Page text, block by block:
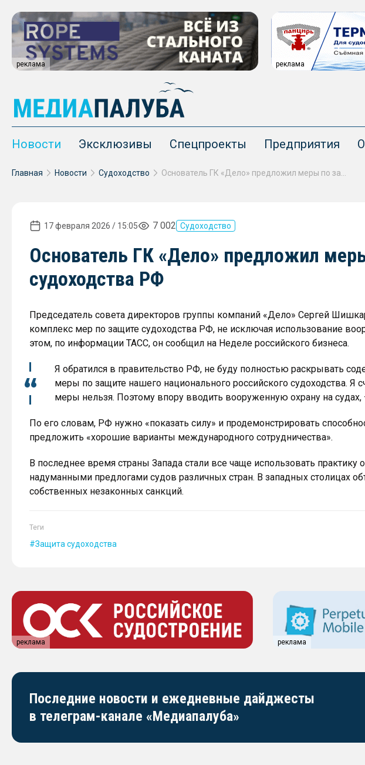
реклама реклама
Новости Эксклюзивы Спецпроекты Предприятия
Главная Новости Судоходство
17 февраля 2026 / 15:05 7 002 Судоходство
Основатель ГК «Дело» предложил
судоходства РФ
Председатель совета директоров группы компаний «Дело» Сергей
комплекс мер по защите судоходства РФ, не исключая использование
этом, по информации ТАСС, он сообщил на Неделе российского бизнеса.
Я обратился в правительство РФ, не буду полностью раскрывать
меры по защите нашего национального российского судоходства. Я
меры нельзя. Поэтому впору вводить вооруженную охрану на судах,
По его словам, РФ нужно «показать силу» и продемонстрировать
предложить «хорошие варианты международного сотрудничества».
В последнее время страны Запада стали все чаще использовать практику
надуманными предлогами судов различных стран. В западных столицах
собственных незаконных санкций.
Теги
Защита судоходства
реклама реклама
Последние новости и ежедневные дайджесты
в телеграм-канале «Медиапалуба»